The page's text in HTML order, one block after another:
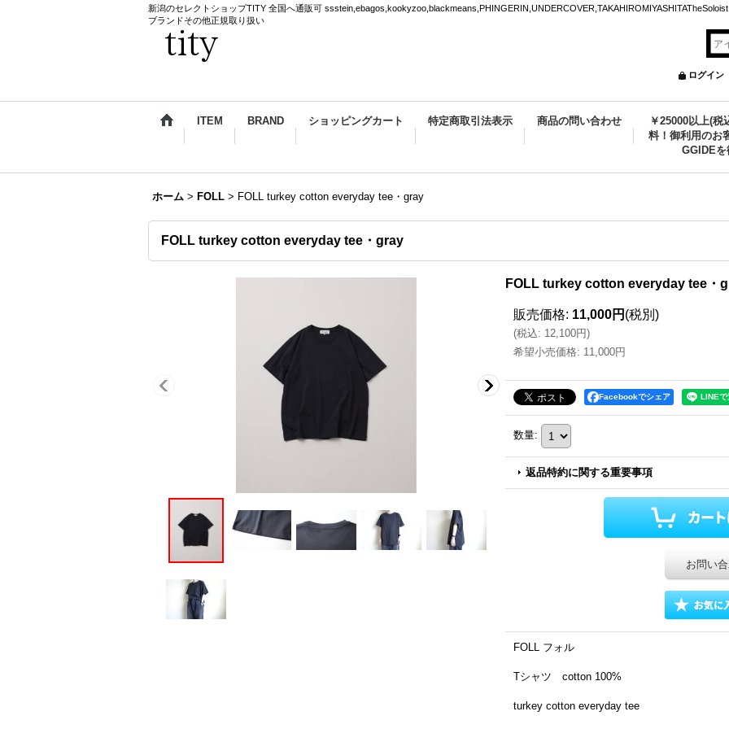
新潟のセレクトショップTITY 全国へ通販可
ブランドその他正規取り扱い
ログイン
ITEM BRAND ショッピングカート 特定商取引法表示 商品の問い合わせ
￥25000以上(税
料！御利用のお
GGIDE
ホーム > FOLL > FOLL turkey cotton everyday tee・gray
FOLL turkey cotton everyday tee・gray
FOLL turkey cotton everyday tee・
販売価格: 11,000円 (税別)
(税込: 12,100円)
希望小売価格: 11,000円
Facebookでシェア
数量:
返品特約に関する重要事項
お問い
FOLL フォル
Tシャツ cotton 100%
turkey cotton everyday tee